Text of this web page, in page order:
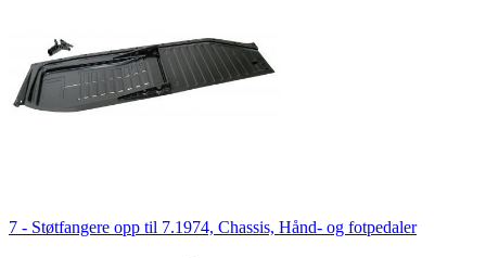
7 - Støtfangere opp til 7.1974, Chassis, Hånd- og fotpedaler